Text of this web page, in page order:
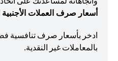
أسعار صرف العملات الأجنبية
ادخر بأسعار صرف تنافسية
بالمعاملات غير النقدية.